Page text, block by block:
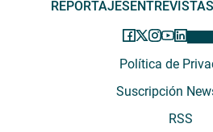
REPORTAJES ENTREVISTAS
Política de
Suscripción
RSS